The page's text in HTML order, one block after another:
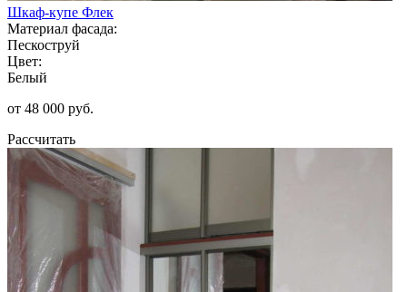
Шкаф-купе Флек
Материал фасада:
Пескоструй
Цвет:
Белый
от 48 000 руб.
Рассчитать